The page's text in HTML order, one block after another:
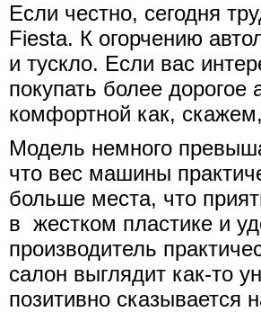
Если честно, сегодня
Fiesta. К огорчению
и тускло. Если вас
покупать более
комфортной как,
Модель немного
что вес машины
больше места, что
в жестком пластике и
производитель
салон выглядит как-то
позитивно сказывается